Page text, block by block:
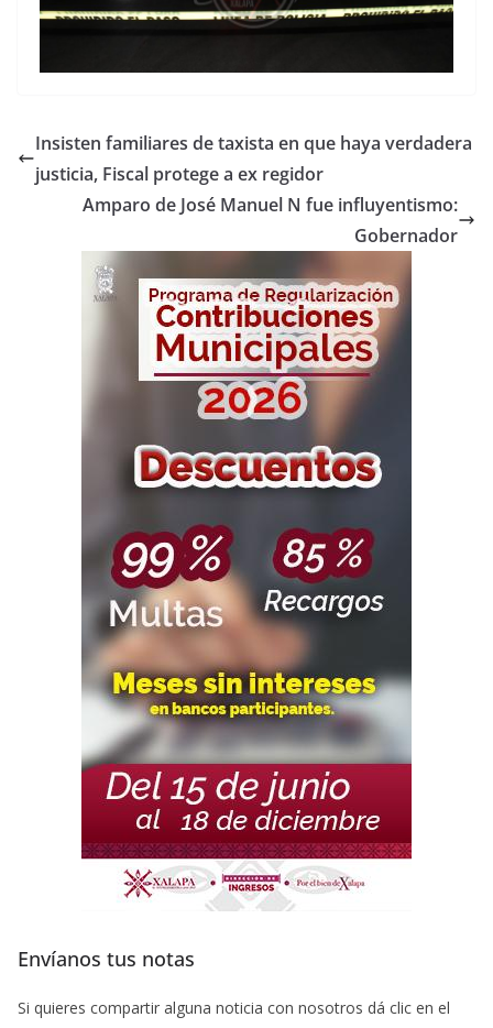
Insisten familiares de taxista en que haya verdadera
justicia, Fiscal protege a ex regidor
Amparo de José Manuel N fue influyentismo:
Gobernador
Envíanos tus notas
Si quieres compartir alguna noticia con nosotros dá clic en el